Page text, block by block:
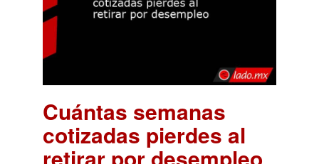
Cuántas semanas
cotizadas pierdes al